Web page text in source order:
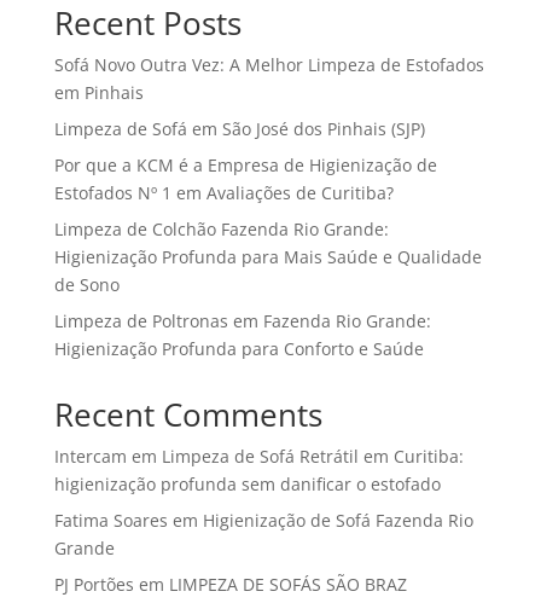
Recent Posts
Sofá Novo Outra Vez: A Melhor Limpeza de Estofados
em Pinhais
Limpeza de Sofá em São José dos Pinhais (SJP)
Por que a KCM é a Empresa de Higienização de
Estofados Nº 1 em Avaliações de Curitiba?
Limpeza de Colchão Fazenda Rio Grande:
Higienização Profunda para Mais Saúde e Qualidade
de Sono
Limpeza de Poltronas em Fazenda Rio Grande:
Higienização Profunda para Conforto e Saúde
Recent Comments
Intercam em Limpeza de Sofá Retrátil em Curitiba:
higienização profunda sem danificar o estofado
Fatima Soares em Higienização de Sofá Fazenda Rio
Grande
PJ Portões em LIMPEZA DE SOFÁS SÃO BRAZ